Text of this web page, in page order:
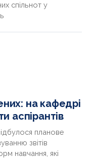
спільнот у
на кафедрі
аспірантів
планове
звітів
навчання, які